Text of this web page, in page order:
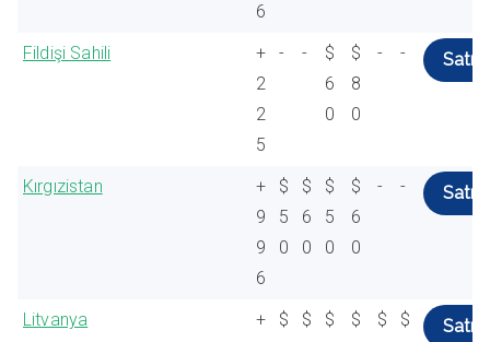
6
Fildişi Sahili
+
2
2
5
- -
$
6
0
$
8
0
- - Satın
Kırgızistan
+
9
9
6
$
5
0
$
6
0
$
5
0
$
6
0
- - Satın
Litvanya
+
$
$
$
$
$
$
Satın